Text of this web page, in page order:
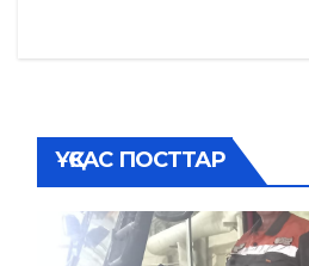
ҰҚСАС ПОСТТАР